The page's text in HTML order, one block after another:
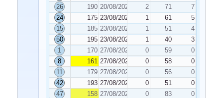
26
190 20/08/2024 2 71
7
24
175 23/08/2024 1 61
5
15
185 23/08/2024 1 51
4
50
195 23/08/2024 1 40
3
1
170 27/08/2024 0 59
0
8
161 27/08/2024 0 58
0
11
179 27/08/2024 0 56
0
42
193 27/08/2024 0 51
0
47
158 27/08/2024 0 83 0